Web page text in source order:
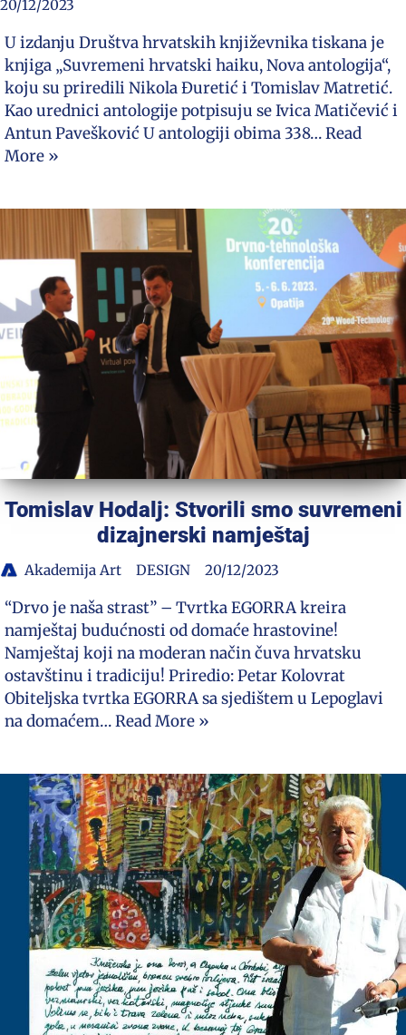
20/12/2023
U izdanju Društva hrvatskih književnika tiskana je
knjiga „Suvremeni hrvatski haiku, Nova antologija“,
koju su priredili Nikola Đuretić i Tomislav Matretić.
Kao urednici antologije potpisuju se Ivica Matičević i
Antun Pavešković U antologiji obima 338…Read
More »
Tomislav Hodalj: Stvorili smo suvremeni
dizajnerski namještaj
Akademija Art DESIGN 20/12/2023
“Drvo je naša strast” – Tvrtka EGORRA kreira
namještaj budućnosti od domaće hrastovine!
Namještaj koji na moderan način čuva hrvatsku
ostavštinu i tradiciju! Priredio: Petar Kolovrat
Obiteljska tvrtka EGORRA sa sjedištem u Lepoglavi
na domaćem…Read More »